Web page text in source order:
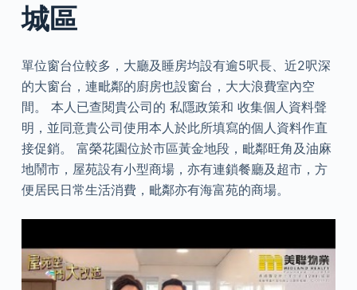
城區
單位窗台位較多，大廳及睡房均設有逾5呎長、近2呎深
的大窗台，連毗鄰的廚房也設窗台，大大浪費室內空
間。 本人已查閱貴公司的 私隱政策和 收集個人資料聲
明，並同意貴公司使用本人於此所填寫的個人資料作直
接促銷。 富榮花園位於市區黃金地段，毗鄰旺角及油麻
地鬧市，屋苑設有小型商場，亦有連鎖餐廳及超市，方
便居民日常生活消費，毗鄰亦有海富苑的商場。